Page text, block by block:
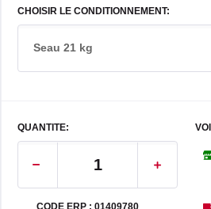
CHOISIR LE CONDITIONNEMENT:
Seau 21 kg
QUANTITE: